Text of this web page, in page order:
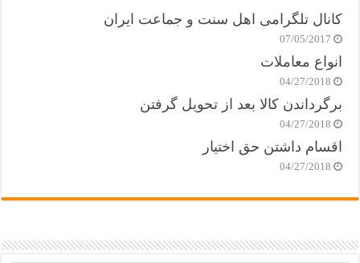
کانال تلگرامی اهل سنت و جماعت ایران
07/05/2017
انواع معاملات
04/27/2018
برگرداندن کالا بعد از تحویل گرفتن
04/27/2018
اقسام داشتن حق اختیار
04/27/2018